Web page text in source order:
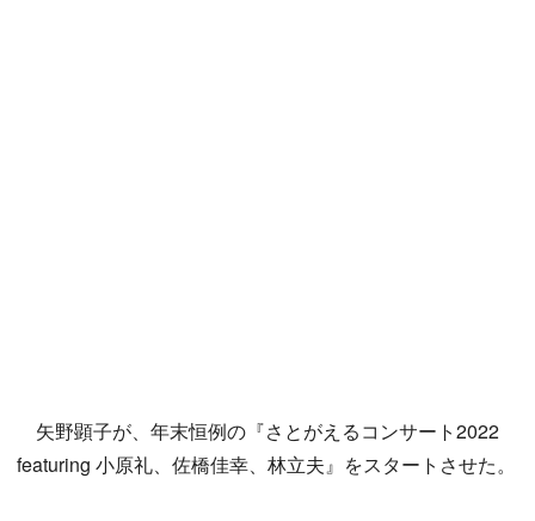
矢野顕子が、年末恒例の『さとがえるコンサート2022
featuring 小原礼、佐橋佳幸、林立夫』をスタートさせた。